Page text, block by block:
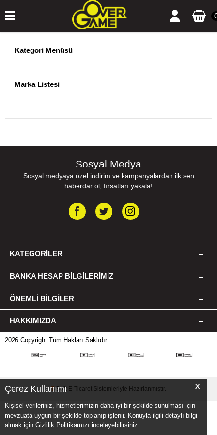
X
Çerez Kullanımı
Kişisel verileriniz, hizmetlerimizin daha iyi bir şekilde sunulması için
mevzuata uygun bir şekilde toplanıp işlenir. Konuyla ilgili detaylı bilgi
almak için Gizlilik Politikamızı inceleyebilirsiniz.
Kategori Menüsü
Marka Listesi
Sosyal Medya
Sosyal medyaya özel indirim ve kampanyalardan ilk sen
haberdar ol, fırsatları yakala!
KATEGORILER
BANKA HESAP BILGILERIMIZ
ÖNEMLI BILGILER
HAKKIMIZDA
2026 Copyright Tüm Hakları Saklıdır
T-Soft E-Ticaret Sistemleriyle Hazırlanmıştır.